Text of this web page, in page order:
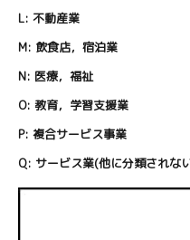
L: 不動産業
M: 飲食店，宿泊業
N: 医療，福祉
O: 教育，学習支援業
P: 複合サービス事業
Q: サービス業(他に分類されな